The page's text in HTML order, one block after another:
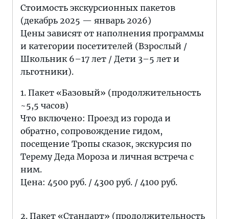
Стоимость экскурсионных пакетов
(декабрь 2025 — январь 2026)
Цены зависят от наполнения программы
и категории посетителей (Взрослый /
Школьник 6–17 лет / Дети 3–5 лет и
льготники).
1. Пакет «Базовый» (продолжительность
~5,5 часов)
Что включено: Проезд из города и
обратно, сопровождение гидом,
посещение Тропы сказок, экскурсия по
Терему Деда Мороза и личная встреча с
ним.
Цена: 4500 руб. / 4300 руб. / 4100 руб.
2. Пакет «Стандарт» (продолжительность